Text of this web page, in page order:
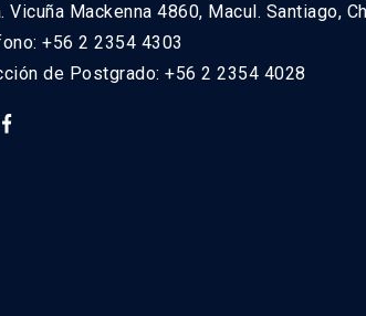
Vicuña Mackenna 4860, Macul. Santiago,
+56 2 2354 4303
de Postgrado: +56 2 2354 4028